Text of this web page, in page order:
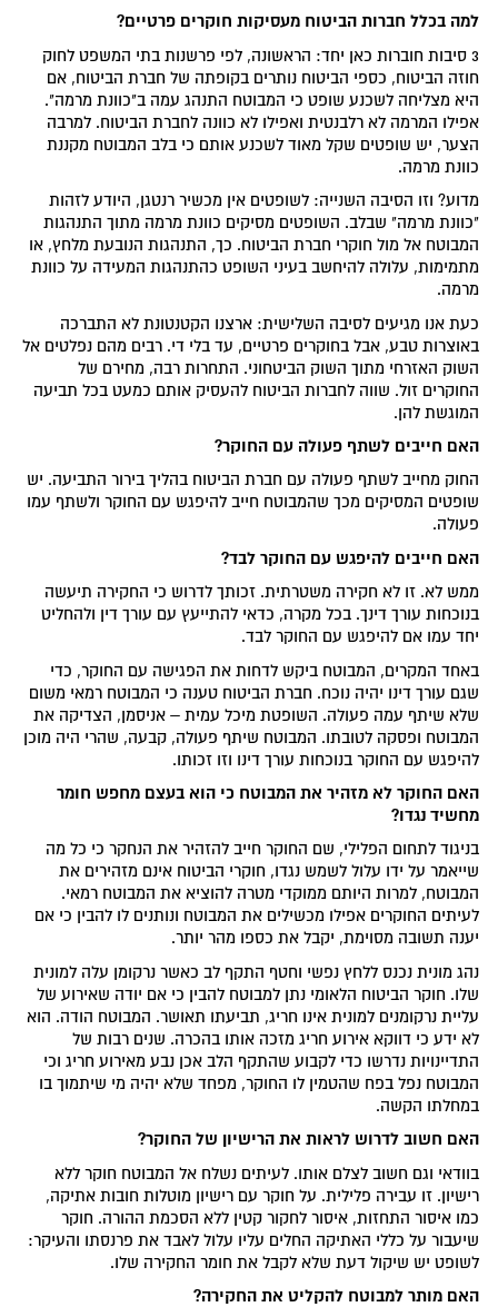
למה בכלל חברות הביטוח מעסיקות חוקרים פרטיים?
3 סיבות חוברות כאן יחד: הראשונה, לפי פרשנות בתי המשפט לחוק
חוזה הביטוח, כספי הביטוח נותרים בקופתה של חברת הביטוח, אם
היא מצליחה לשכנע שופט כי המבוטח התנהג עמה ב"כוונת מרמה".
אפילו המרמה לא רלבנטית ואפילו לא כוונה לחברת הביטוח. למרבה
הצער, יש שופטים שקל מאוד לשכנע אותם כי בלב המבוטח מקננת
כוונת מרמה.
מדוע? וזו הסיבה השנייה: לשופטים אין מכשיר רנטגן, היודע לזהות
"כוונת מרמה" שבלב. השופטים מסיקים כוונת מרמה מתוך התנהגות
המבוטח אל מול חוקרי חברת הביטוח. כך, התנהגות הנובעת מלחץ, או
מתמימות, עלולה להיחשב בעיני השופט כהתנהגות המעידה על כוונת
מרמה.
כעת אנו מגיעים לסיבה השלישית: ארצנו הקטנטונת לא התברכה
באוצרות טבע, אבל בחוקרים פרטיים, עד בלי די. רבים מהם נפלטים אל
השוק האזרחי מתוך השוק הביטחוני. התחרות רבה, מחירם של
החוקרים זול. שווה לחברות הביטוח להעסיק אותם כמעט בכל תביעה
המוגשת להן.
האם חייבים לשתף פעולה עם החוקר?
החוק מחייב לשתף פעולה עם חברת הביטוח בהליך בירור התביעה. יש
שופטים המסיקים מכך שהמבוטח חייב להיפגש עם החוקר ולשתף עמו
פעולה.
האם חייבים להיפגש עם החוקר לבד?
ממש לא. זו לא חקירה משטרתית. זכותך לדרוש כי החקירה תיעשה
בנוכחות עורך דינך. בכל מקרה, כדאי להתייעץ עם עורך דין ולהחליט
יחד עמו אם להיפגש עם החוקר לבד.
באחד המקרים, המבוטח ביקש לדחות את הפגישה עם החוקר, כדי
שגם עורך דינו יהיה נוכח. חברת הביטוח טענה כי המבוטח רמאי משום
שלא שיתף עמה פעולה. השופטת מיכל עמית – אניסמן, הצדיקה את
המבוטח ופסקה לטובתו. המבוטח שיתף פעולה, קבעה, שהרי היה מוכן
להיפגש עם החוקר בנוכחות עורך דינו וזו זכותו.
האם החוקר לא מזהיר את המבוטח כי הוא בעצם מחפש חומר
מחשיד נגדו?
בניגוד לתחום הפלילי, שם החוקר חייב להזהיר את הנחקר כי כל מה
שייאמר על ידו עלול לשמש נגדו, חוקרי הביטוח אינם מזהירים את
המבוטח, למרות היותם ממוקדי מטרה להוציא את המבוטח רמאי.
לעיתים החוקרים אפילו מכשילים את המבוטח ונותנים לו להבין כי אם
יענה תשובה מסוימת, יקבל את כספו מהר יותר.
נהג מונית נכנס ללחץ נפשי וחטף התקף לב כאשר נרקומן עלה למונית
שלו. חוקר הביטוח הלאומי נתן למבוטח להבין כי אם יודה שאירוע של
עליית נרקומנים למונית אינו חריג, תביעתו תאושר. המבוטח הודה. הוא
לא ידע כי דווקא אירוע חריג מזכה אותו בהכרה. שנים רבות של
התדיינויות נדרשו כדי לקבוע שהתקף הלב אכן נבע מאירוע חריג וכי
המבוטח נפל בפח שהטמין לו החוקר, מפחד שלא יהיה מי שיתמוך בו
במחלתו הקשה.
האם חשוב לדרוש לראות את הרישיון של החוקר?
בוודאי וגם חשוב לצלם אותו. לעיתים נשלח אל המבוטח חוקר ללא
רישיון. זו עבירה פלילית. על חוקר עם רישיון מוטלות חובות אתיקה,
כמו איסור התחזות, איסור לחקור קטין ללא הסכמת ההורה. חוקר
שיעבור על כללי האתיקה החלים עליו עלול לאבד את פרנסתו והעיקר:
לשופט יש שיקול דעת שלא לקבל את חומר החקירה שלו.
האם מותר למבוטח להקליט את החקירה?